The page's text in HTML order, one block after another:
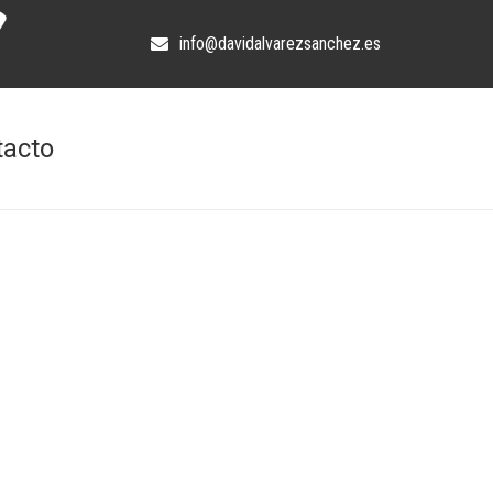
info@davidalvarezsanchez.es